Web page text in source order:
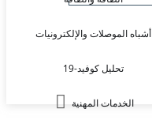
أشباه الموصلات والإلكترونيات
تحليل كوفيد-19
الخدمات المهنية